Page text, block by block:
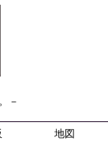
－
地図